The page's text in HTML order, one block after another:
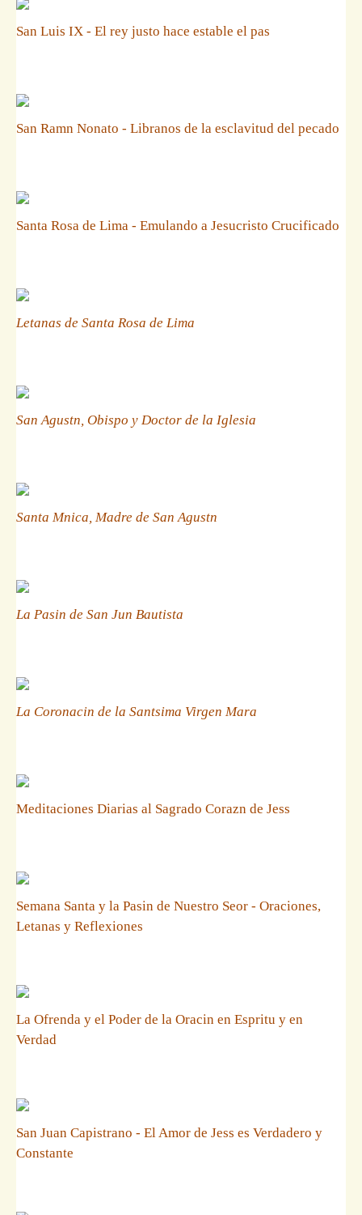
San Luis IX - El rey justo hace estable el pas
San Ramn Nonato - Libranos de la esclavitud del pecado
Santa Rosa de Lima - Emulando a Jesucristo Crucificado
Letanas de Santa Rosa de Lima
San Agustn, Obispo y Doctor de la Iglesia
Santa Mnica, Madre de San Agustn
La Pasin de San Jun Bautista
La Coronacin de la Santsima Virgen Mara
Meditaciones Diarias al Sagrado Corazn de Jess
Semana Santa y la Pasin de Nuestro Seor - Oraciones,
Letanas y Reflexiones
La Ofrenda y el Poder de la Oracin en Espritu y en
Verdad
San Juan Capistrano - El Amor de Jess es Verdadero y
Constante